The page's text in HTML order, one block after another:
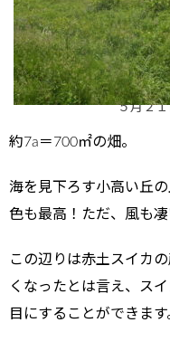
５月２
約7a＝700㎡の畑。
海を見下ろす小高い丘
色も最高！ただ、風も凄
この辺りは赤土スイカ
くなったとは言え、ス
目にすることができます